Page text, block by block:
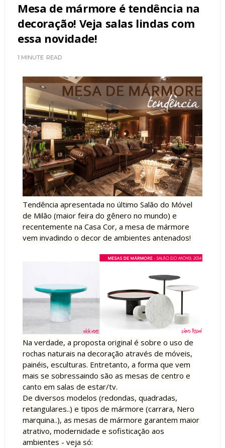
Mesa de mármore é tendência na
decoração! Veja salas lindas com
essa novidade!
1 MINUTE READ
Tendência apresentada no último Salão do Móvel
de Milão (maior feira do gênero no mundo) e
recentemente na Casa Cor, a mesa de mármore
vem invadindo o decor de ambientes antenados!
Na verdade, a proposta original é sobre o uso de
rochas naturais na decoração através de móveis,
painéis, esculturas. Entretanto, a forma que vem
mais se sobressaindo são as mesas de centro e
canto em salas de estar/tv.
De diversos modelos (redondas, quadradas,
retangulares..) e tipos de mármore (carrara, Nero
marquina..), as mesas de mármore garantem maior
atrativo, modernidade e sofisticação aos
ambientes - veja só: